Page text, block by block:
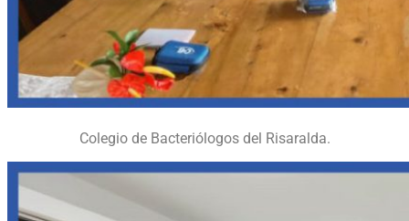
Colegio de Bacteriólogos del Risaralda.